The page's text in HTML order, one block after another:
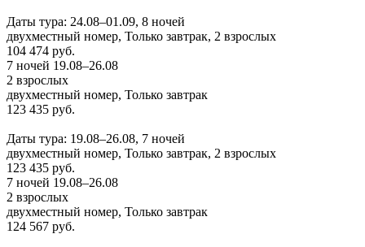
Даты тура: 24.08–01.09, 8 ночей
двухместный номер, Только завтрак, 2 взрослых
104 474 руб.
7 ночей 19.08–26.08
2 взрослых
двухместный номер, Только завтрак
123 435 руб.
Даты тура: 19.08–26.08, 7 ночей
двухместный номер, Только завтрак, 2 взрослых
123 435 руб.
7 ночей 19.08–26.08
2 взрослых
двухместный номер, Только завтрак
124 567 руб.